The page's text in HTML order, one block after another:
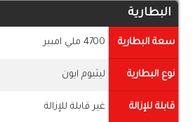
البطارية
سعة البطارية 4700 ملي امبير
نوع البطارية ليثيوم ايون
قابلة للإزالة غير قابلة للإزالة